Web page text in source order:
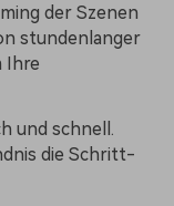
der Szenen
stundenlanger
Ihre
und schnell.
die Schritt-